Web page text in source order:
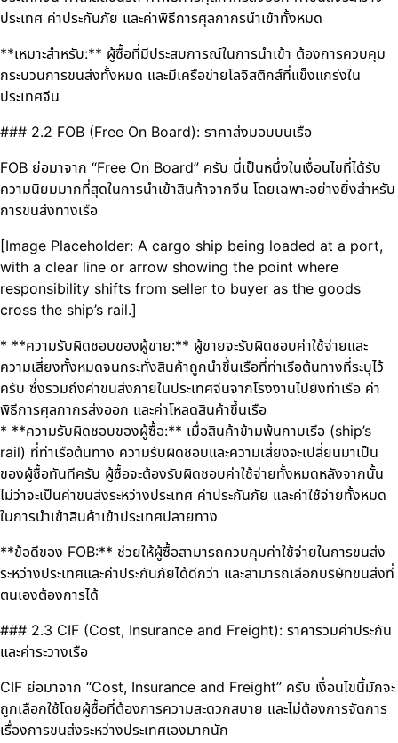
ประเทศ ค่าประกันภัย และค่าพิธีการศุลกากรนำเข้าทั้งหมด
**เหมาะสำหรับ:** ผู้ซื้อที่มีประสบการณ์ในการนำเข้า ต้องการควบคุม
กระบวนการขนส่งทั้งหมด และมีเครือข่ายโลจิสติกส์ที่แข็งแกร่งใน
ประเทศจีน
### 2.2 FOB (Free On Board): ราคาส่งมอบบนเรือ
FOB ย่อมาจาก “Free On Board” ครับ นี่เป็นหนึ่งในเงื่อนไขที่ได้รับ
ความนิยมมากที่สุดในการนำเข้าสินค้าจากจีน โดยเฉพาะอย่างยิ่งสำหรับ
การขนส่งทางเรือ
[Image Placeholder: A cargo ship being loaded at a port,
with a clear line or arrow showing the point where
responsibility shifts from seller to buyer as the goods
cross the ship’s rail.]
* **ความรับผิดชอบของผู้ขาย:** ผู้ขายจะรับผิดชอบค่าใช้จ่ายและ
ความเสี่ยงทั้งหมดจนกระทั่งสินค้าถูกนำขึ้นเรือที่ท่าเรือต้นทางที่ระบุไว้
ครับ ซึ่งรวมถึงค่าขนส่งภายในประเทศจีนจากโรงงานไปยังท่าเรือ ค่า
พิธีการศุลกากรส่งออก และค่าโหลดสินค้าขึ้นเรือ
* **ความรับผิดชอบของผู้ซื้อ:** เมื่อสินค้าข้ามพ้นกาบเรือ (ship’s
rail) ที่ท่าเรือต้นทาง ความรับผิดชอบและความเสี่ยงจะเปลี่ยนมาเป็น
ของผู้ซื้อทันทีครับ ผู้ซื้อจะต้องรับผิดชอบค่าใช้จ่ายทั้งหมดหลังจากนั้น
ไม่ว่าจะเป็นค่าขนส่งระหว่างประเทศ ค่าประกันภัย และค่าใช้จ่ายทั้งหมด
ในการนำเข้าสินค้าเข้าประเทศปลายทาง
**ข้อดีของ FOB:** ช่วยให้ผู้ซื้อสามารถควบคุมค่าใช้จ่ายในการขนส่ง
ระหว่างประเทศและค่าประกันภัยได้ดีกว่า และสามารถเลือกบริษัทขนส่งที่
ตนเองต้องการได้
### 2.3 CIF (Cost, Insurance and Freight): ราคารวมค่าประกัน
และค่าระวางเรือ
CIF ย่อมาจาก “Cost, Insurance and Freight” ครับ เงื่อนไขนี้มักจะ
ถูกเลือกใช้โดยผู้ซื้อที่ต้องการความสะดวกสบาย และไม่ต้องการจัดการ
เรื่องการขนส่งระหว่างประเทศเองมากนัก